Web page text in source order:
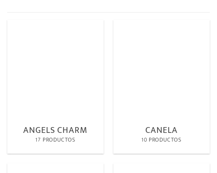
ANGELS CHARM
17 PRODUCTOS
CANELA
10 PRODUCTOS